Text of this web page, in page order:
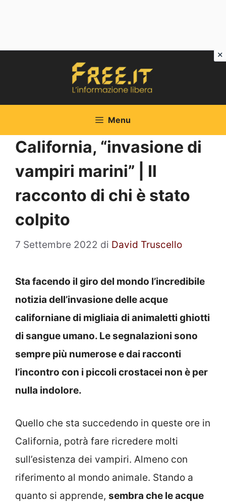
Menu
California, “invasione di
vampiri marini” | Il
racconto di chi è stato
colpito
7 Settembre 2022 di David Truscello
Sta facendo il giro del mondo l’incredibile
notizia dell’invasione delle acque
californiane di migliaia di animaletti ghiotti
di sangue umano. Le segnalazioni sono
sempre più numerose e dai racconti
l’incontro con i piccoli crostacei non è per
nulla indolore.
Quello che sta succedendo in queste ore in
California, potrà fare ricredere molti
sull’esistenza dei vampiri. Almeno con
riferimento al mondo animale. Stando a
quanto si apprende, sembra che le acque